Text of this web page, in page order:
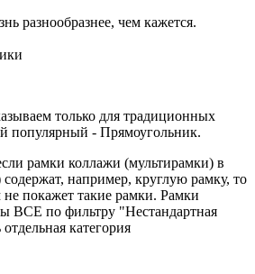
разнообразнее, чем кажется.
только для традиционных
популярный - Прямоугольник.
рамки коллажи (мультирамки) в
например, круглую рамку, то
покажет такие рамки. Рамки
ВСЕ по фильтру "Нестандартная
категория